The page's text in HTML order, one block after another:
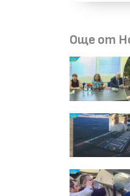
Още от